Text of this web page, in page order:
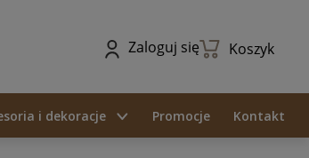
Zaloguj się Koszyk
i dekoracje Promocje Kontakt